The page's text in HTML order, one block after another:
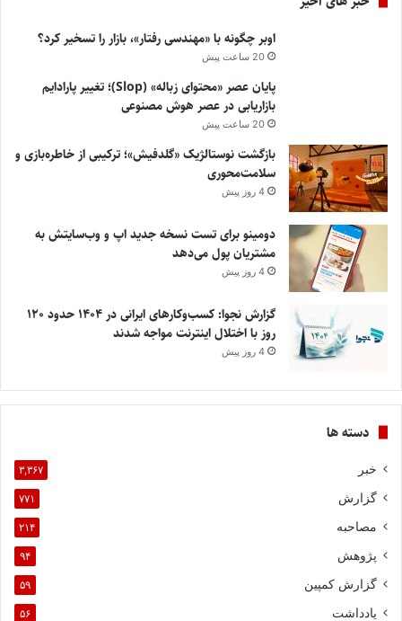
اوبر چگونه با «مهندسی رفتار»، بازار را تسخیر کرد؟
20 ساعت پیش
پایان عصر «محتوای زباله» (Slop)؛ تغییر پارادایم
بازاریابی در عصر هوش مصنوعی
20 ساعت پیش
بازگشت نوستالژیک «گلدفیش»؛ ترکیبی از خاطره‌بازی و
سلامت‌محوری
4 روز پیش
دومینو برای تست نسخه جدید اپ و وب‌سایتش به
مشتریان پول می‌دهد
4 روز پیش
گزارش نجوا: کسب‌وکارهای ایرانی در ۱۴۰۴ حدود ۱۲۰
روز با اختلال اینترنت مواجه شدند
4 روز پیش
دسته ها
خبر ۳,۳۶۷
گزارش ۷۷۱
مصاحبه ۲۱۴
پژوهش ۹۴
گزارش کمپین ۵۹
یادداشت ۵۶